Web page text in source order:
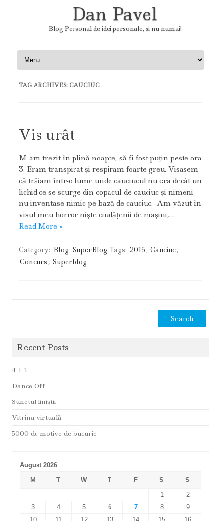
Dan Pavel
Blog Personal de idei personale, şi nu numai!
Skip to content
TAG ARCHIVES: CAUCIUC
Vis urât
M-am trezit în plină noapte, să fi fost puţin peste ora
3. Eram transpirat şi respiram foarte greu. Visasem
că trăiam într-o lume unde cauciucul nu era decât un
lichid ce se scurge din copacul de cauciuc şi nimeni
nu inventase nimic pe bază de cauciuc. Am văzut în
visul meu horror nişte ciudăţenii de maşini,…
Read More »
Category: Blog SuperBlog Tags: 2015 , Cauciuc,
Concurs , Superblog
for:
Recent Posts
4 + 1
Dance Off
Sunetul liniştii
Vitrina virtuală
5000 de motive de bucurie
August 2026
M
T W T F S
S
1
2
3
4 5 6 7 8
9
10
11 12 13 14 15
16